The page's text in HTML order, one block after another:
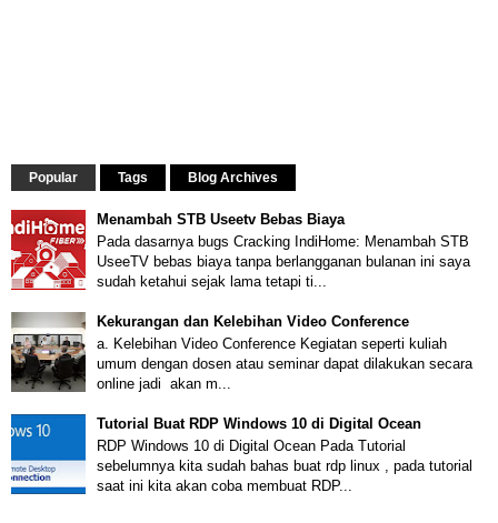
Popular Tags Blog Archives
Menambah STB Useetv Bebas Biaya
Pada dasarnya bugs Cracking IndiHome: Menambah STB
UseeTV bebas biaya tanpa berlangganan bulanan ini saya
sudah ketahui sejak lama tetapi ti...
Kekurangan dan Kelebihan Video Conference
a. Kelebihan Video Conference Kegiatan seperti kuliah
umum dengan dosen atau seminar dapat dilakukan secara
online jadi akan m...
Tutorial Buat RDP Windows 10 di Digital Ocean
RDP Windows 10 di Digital Ocean Pada Tutorial
sebelumnya kita sudah bahas buat rdp linux , pada tutorial
saat ini kita akan coba membuat RDP...